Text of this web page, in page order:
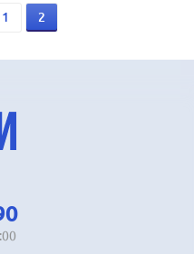
1 2